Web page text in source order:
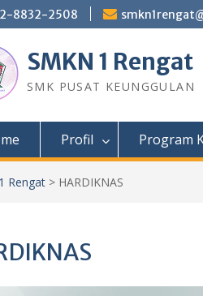
8832-2508
SMKN 1 Rengat
SMK PUSAT KEUNGGULAN
Profil Program
Rengat > HARDIKNAS